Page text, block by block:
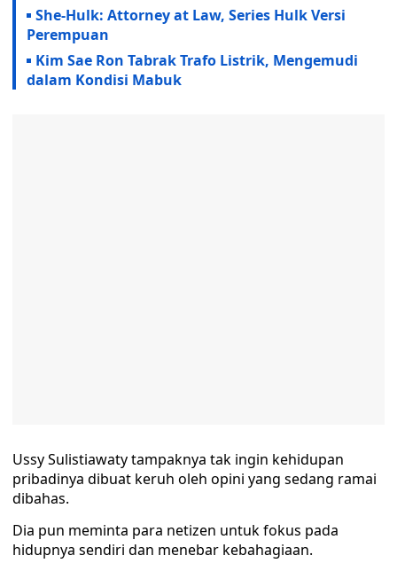
She-Hulk: Attorney at Law, Series Hulk Versi
Perempuan
Kim Sae Ron Tabrak Trafo Listrik, Mengemudi
dalam Kondisi Mabuk
Ussy Sulistiawaty tampaknya tak ingin kehidupan
pribadinya dibuat keruh oleh opini yang sedang ramai
dibahas.
Dia pun meminta para netizen untuk fokus pada
hidupnya sendiri dan menebar kebahagiaan.